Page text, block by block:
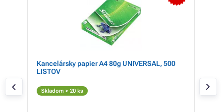
Kancelársky papier A4 80g UNIVERSAL, 500
LISTOV
Skladom > 20 ks